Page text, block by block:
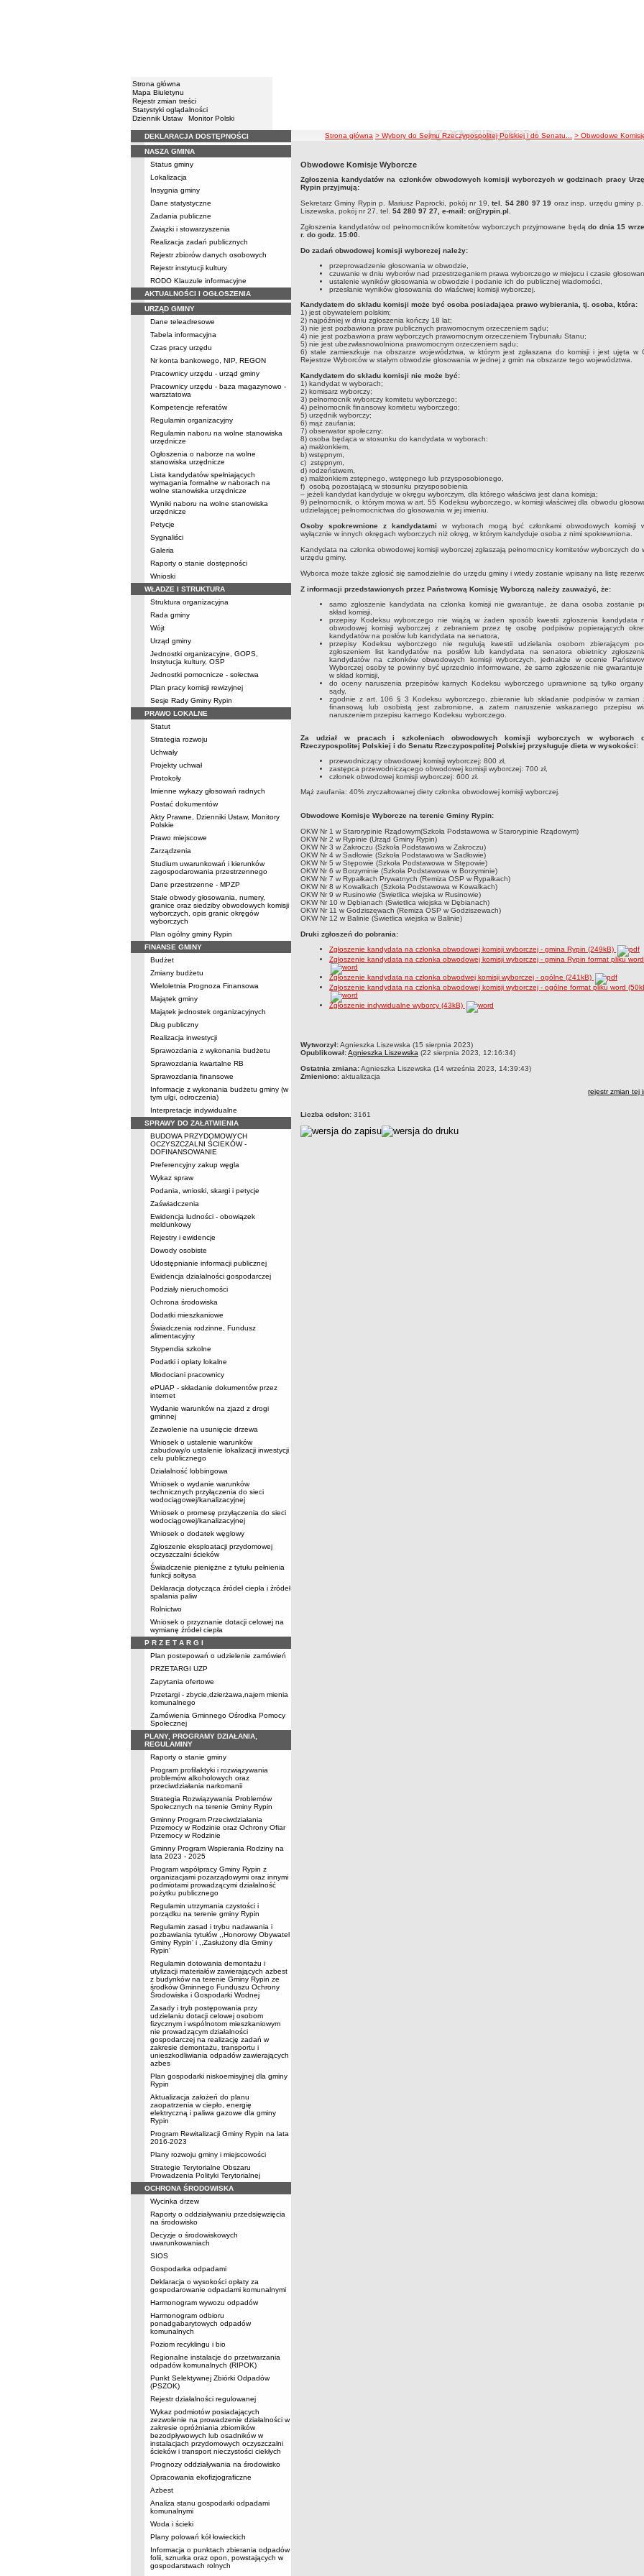
Strona główna
Mapa Biuletynu
Rejestr zmian treści
Statystyki oglądalności
Dziennik Ustaw
Monitor Polski
Menu
DEKLARACJA DOSTĘPNOŚCI
NASZA GMINA
Status gminy
Lokalizacja
Insygnia gminy
Dane statystyczne
Zadania publiczne
Związki i stowarzyszenia
Realizacja zadań publicznych
Rejestr zbiorów danych osobowych
Rejestr instytucji kultury
RODO Klauzule informacyjne
AKTUALNOŚCI I OGŁOSZENIA
URZĄD GMINY
Dane teleadresowe
Tabela informacyjna
Czas pracy urzędu
Nr konta bankowego, NIP, REGON
Pracownicy urzędu - urząd gminy
Pracownicy urzędu - baza magazynowo -
warsztatowa
Kompetencje referatów
Regulamin organizacyjny
Regulamin naboru na wolne stanowiska
urzędnicze
Ogłoszenia o naborze na wolne
stanowiska urzędnicze
Lista kandydatów spełniających
wymagania formalne w naborach na
wolne stanowiska urzędnicze
Wyniki naboru na wolne stanowiska
urzędnicze
Petycje
Sygnaliści
Galeria
Raporty o stanie dostępności
Wnioski
WŁADZE I STRUKTURA
Struktura organizacyjna
Rada gminy
Wójt
Urząd gminy
Jednostki organizacyjne, GOPS,
Instytucja kultury, OSP
Jednostki pomocnicze - sołectwa
Plan pracy komisji rewizyjnej
Sesje Rady Gminy Rypin
PRAWO LOKALNE
Statut
Strategia rozwoju
Uchwały
Projekty uchwał
Protokoły
Imienne wykazy głosowań radnych
Postać dokumentów
Akty Prawne, Dzienniki Ustaw, Monitory
Polskie
Prawo miejscowe
Zarządzenia
Studium uwarunkowań i kierunków
zagospodarowania przestrzennego
Dane przestrzenne - MPZP
Stałe obwody głosowania, numery,
granice oraz siedziby obwodowych komisji
wyborczych, opis granic okręgów
wyborczych
Plan ogólny gminy Rypin
FINANSE GMINY
Budżet
Zmiany budżetu
Wieloletnia Prognoza Finansowa
Majątek gminy
Majątek jednostek organizacyjnych
Dług publiczny
Realizacja inwestycji
Sprawozdania z wykonania budżetu
Sprawozdania kwartalne RB
Sprawozdania finansowe
Informacje z wykonania budżetu gminy (w
tym ulgi, odroczenia)
Interpretacje indywidualne
SPRAWY DO ZAŁATWIENIA
BUDOWA PRZYDOMOWYCH
OCZYSZCZALNI ŚCIEKÓW -
DOFINANSOWANIE
Preferencyjny zakup węgla
Wykaz spraw
Podania, wnioski, skargi i petycje
Zaświadczenia
Ewidencja ludności - obowiązek
meldunkowy
Rejestry i ewidencje
Dowody osobiste
Udostępnianie informacji publicznej
Ewidencja działalności gospodarczej
Podziały nieruchomości
Ochrona środowiska
Dodatki mieszkaniowe
Świadczenia rodzinne, Fundusz
alimentacyjny
Stypendia szkolne
Podatki i opłaty lokalne
Młodociani pracownicy
ePUAP - składanie dokumentów przez
internet
Wydanie warunków na zjazd z drogi
gminnej
Zezwolenie na usunięcie drzewa
Wniosek o ustalenie warunków
zabudowy/o ustalenie lokalizacji inwestycji
celu publicznego
Działalność lobbingowa
Wniosek o wydanie warunków
technicznych przyłączenia do sieci
wodociągowej/kanalizacyjnej
Wniosek o promesę przyłączenia do sieci
wodociągowej/kanalizacyjnej
Wniosek o dodatek węglowy
Zgłoszenie eksploatacji przydomowej
oczyszczalni ścieków
Świadczenie pieniężne z tytułu pełnienia
funkcji sołtysa
Deklaracja dotycząca źródeł ciepła i źródeł
spalania paliw
Rolnictwo
Wniosek o przyznanie dotacji celowej na
wymianę źródeł ciepła
P R Z E T A R G I
Plan postepowań o udzielenie zamówień
PRZETARGI UZP
Zapytania ofertowe
Przetargi - zbycie,dzierżawa,najem mienia
komunalnego
Zamówienia Gminnego Ośrodka Pomocy
Społecznej
PLANY, PROGRAMY DZIAŁANIA,
REGULAMINY
Raporty o stanie gminy
Program profilaktyki i rozwiązywania
problemów alkoholowych oraz
przeciwdziałania narkomanii
Strategia Rozwiązywania Problemów
Społecznych na terenie Gminy Rypin
Gminny Program Przeciwdziałania
Przemocy w Rodzinie oraz Ochrony Ofiar
Przemocy w Rodzinie
Gminny Program Wspierania Rodziny na
lata 2023 - 2025
Program współpracy Gminy Rypin z
organizacjami pozarządowymi oraz innymi
podmiotami prowadzącymi działalność
pożytku publicznego
Regulamin utrzymania czystości i
porządku na terenie gminy Rypin
Regulamin zasad i trybu nadawania i
pozbawiania tytułów ,,Honorowy Obywatel
Gminy Rypin' i ,,Zasłużony dla Gminy
Rypin'
Regulamin dotowania demontażu i
utylizacji materiałów zawierających azbest
z budynków na terenie Gminy Rypin ze
środków Gminnego Funduszu Ochrony
Środowiska i Gospodarki Wodnej
Zasady i tryb postępowania przy
udzielaniu dotacji celowej osobom
fizycznym i wspólnotom mieszkaniowym
nie prowadzącym działalności
gospodarczej na realizację zadań w
zakresie demontażu, transportu i
unieszkodliwiania odpadów zawierających
azbes
Plan gospodarki niskoemisyjnej dla gminy
Rypin
Aktualizacja założeń do planu
zaopatrzenia w ciepło, energię
elektryczną i paliwa gazowe dla gminy
Rypin
Program Rewitalizacji Gminy Rypin na lata
2016-2023
Plany rozwoju gminy i miejscowości
Strategie Terytorialne Obszaru
Prowadzenia Polityki Terytorialnej
OCHRONA ŚRODOWISKA
Wycinka drzew
Raporty o oddziaływaniu przedsięwzięcia
na środowisko
Decyzje o środowiskowych
uwarunkowaniach
SIOS
Gospodarka odpadami
Deklaracja o wysokości opłaty za
gospodarowanie odpadami komunalnymi
Harmonogram wywozu odpadów
Harmonogram odbioru
ponadgabarytowych odpadów
komunalnych
Poziom recyklingu i bio
Regionalne instalacje do przetwarzania
odpadów komunalnych (RIPOK)
Punkt Selektywnej Zbiórki Odpadów
(PSZOK)
Rejestr działalności regulowanej
Wykaz podmiotów posiadających
zezwolenie na prowadzenie działalności w
zakresie opróżniania zbiorników
bezodpływowych lub osadników w
instalacjach przydomowych oczyszczalni
ścieków i transport nieczystości ciekłych
Prognozy oddziaływania na środowisko
Opracowania ekofizjograficzne
Azbest
Analiza stanu gospodarki odpadami
komunalnymi
Woda i ścieki
Plany polowań kół łowieckich
Informacja o punktach zbierania odpadów
folii, sznurka oraz opon, powstających w
gospodarstwach rolnych
ścieżka nawigacji
Strona główna > Wybory do Sejmu Rzeczypospolitej Polskiej i do Senatu... > Obwodowe
Obwodowe Komisje Wyborcze
Zgłoszenia kandydatów na członków obwodowych komisji wyborczych w godzinach pracy
Rypin przyjmują:
Sekretarz Gminy Rypin p. Mariusz Paprocki, pokój nr 19,tel. 54 280 97 19 oraz insp. urzędu gminy
Liszewska, pokój nr 27, tel. 54 280 97 27, e-mail: or@rypin.pl.
Zgłoszenia kandydatów od pełnomocników komitetów wyborczych przyjmowane będą do dnia 15
r. do godz. 15:00.
Do zadań obwodowej komisji wyborczej należy:
przeprowadzenie głosowania w obwodzie,
czuwanie w dniu wyborów nad przestrzeganiem prawa wyborczego w miejscu i czasie
ustalenie wyników głosowania w obwodzie i podanie ich do publicznej wiadomości,
przesłanie wyników głosowania do właściwej komisji wyborczej.
Kandydatem do składu komisji może być osoba posiadająca prawo wybierania, tj. osoba, która:
1) jest obywatelem polskim;
2) najpóźniej w dniu zgłoszenia kończy 18 lat;
3) nie jest pozbawiona praw publicznych prawomocnym orzeczeniem sądu;
4) nie jest pozbawiona praw wyborczych prawomocnym orzeczeniem Trybunału Stanu;
5) nie jest ubezwłasnowolniona prawomocnym orzeczeniem sądu;
6) stale zamieszkuje na obszarze województwa, w którym jest zgłaszana do komisji i jest ujęta w
Rejestrze Wyborców w stałym obwodzie głosowania w jednej z gmin na obszarze tego województwa.
Kandydatem do składu komisji nie może być:
1) kandydat w wyborach;
2) komisarz wyborczy;
3) pełnomocnik wyborczy komitetu wyborczego;
4) pełnomocnik finansowy komitetu wyborczego;
5) urzędnik wyborczy;
6) mąż zaufania;
7) obserwator społeczny;
8) osoba będąca w stosunku do kandydata w wyborach:
a) małżonkiem,
b) wstępnym,
c) zstępnym,
d) rodzeństwem,
e) małżonkiem zstępnego, wstępnego lub przysposobionego,
f) osobą pozostającą w stosunku przysposobienia
– jeżeli kandydat kandyduje w okręgu wyborczym, dla którego właściwa jest dana komisja;
9) pełnomocnik, o którym mowa w art. 55 Kodeksu wyborczego, w komisji właściwej dla obwodu
udzielającej pełnomocnictwa do głosowania w jej imieniu.
Osoby spokrewnione z kandydatami w wyborach mogą być członkami obwodowych komisji
wyłącznie w innych okręgach wyborczych niż okręg, w którym kandyduje osoba z nimi spokrewniona.
Kandydata na członka obwodowej komisji wyborczej zgłaszają pełnomocnicy komitetów wyborczych do
urzędu gminy.
Wyborca może także zgłosić się samodzielnie do urzędu gminy i wtedy zostanie wpisany na listę
Z informacji przedstawionych przez Państwową Komisję Wyborczą należy zauważyć, że:
samo zgłoszenie kandydata na członka komisji nie gwarantuje, że dana osoba zostanie
skład komisji,
przepisy Kodeksu wyborczego nie wiążą w żaden sposób kwestii zgłoszenia kandydata
obwodowej komisji wyborczej z zebraniem przez tę osobę podpisów popierających
kandydatów na posłów lub kandydata na senatora,
przepisy Kodeksu wyborczego nie regulują kwestii udzielania osobom zbierającym
zgłoszeniem list kandydatów na posłów lub kandydata na senatora obietnicy
kandydatów na członków obwodowych komisji wyborczych, jednakże w ocenie
Wyborczej osoby te powinny być uprzednio informowane, że samo zgłoszenie nie gwarantuje
w skład komisji,
do oceny naruszenia przepisów karnych Kodeksu wyborczego uprawnione są tylko
sądy,
zgodnie z art. 106 § 3 Kodeksu wyborczego, zbieranie lub składanie podpisów w zamian
finansową lub osobistą jest zabronione, a zatem naruszenie wskazanego przepisu
naruszeniem przepisu karnego Kodeksu wyborczego.
Za udział w pracach i szkoleniach obwodowych komisji wyborczych w wyborach
Rzeczypospolitej Polskiej i do Senatu Rzeczypospolitej Polskiej przysługuje dieta w wysokości:
przewodniczący obwodowej komisji wyborczej: 800 zł,
zastępca przewodniczącego obwodowej komisji wyborczej: 700 zł,
członek obwodowej komisji wyborczej: 600 zł.
Mąż zaufania: 40% zryczałtowanej diety członka obwodowej komisji wyborczej.
Obwodowe Komisje Wyborcze na terenie Gminy Rypin:
OKW Nr 1 w Starorypinie Rządowym(Szkoła Podstawowa w Starorypinie Rządowym)
OKW Nr 2 w Rypinie (Urząd Gminy Rypin)
OKW Nr 3 w Zakroczu (Szkoła Podstawowa w Zakroczu)
OKW Nr 4 w Sadłowie (Szkoła Podstawowa w Sadłowie)
OKW Nr 5 w Stępowie (Szkoła Podstawowa w Stępowie)
OKW Nr 6 w Borzyminie (Szkoła Podstawowa w Borzyminie)
OKW Nr 7 w Rypałkach Prywatnych (Remiza OSP w Rypałkach)
OKW Nr 8 w Kowalkach (Szkoła Podstawowa w Kowalkach)
OKW Nr 9 w Rusinowie (Świetlica wiejska w Rusinowie)
OKW Nr 10 w Dębianach (Świetlica wiejska w Dębianach)
OKW Nr 11 w Godziszewach (Remiza OSP w Godziszewach)
OKW Nr 12 w Balinie (Świetlica wiejska w Balinie)
Druki zgłoszeń do pobrania:
Zgłoszenie kandydata na członka obwodowej komisji wyborczej - gmina Rypin (249kB)
Zgłoszenie kandydata na członka obwodowej komisji wyborczej - gmina Rypin format pliku
Zgłoszenie kandydata na członka obwodwej komisji wyborczej - ogólne (241kB)
Zgłoszenie kandydata na członka obwodowej komisji wyborczej - ogólne format pliku word
Zgłoszenie indywidualne wyborcy (43kB)
metryczka
Wytworzył:Agnieszka Liszewska (15 sierpnia 2023)
Opublikował:Agnieszka Liszewska (22 sierpnia 2023, 12:16:34)
Ostatnia zmiana:Agnieszka Liszewska (14 września 2023, 14:39:43)
Zmieniono: aktualizacja
rejestr zmian tej
Liczba odsłon: 3161